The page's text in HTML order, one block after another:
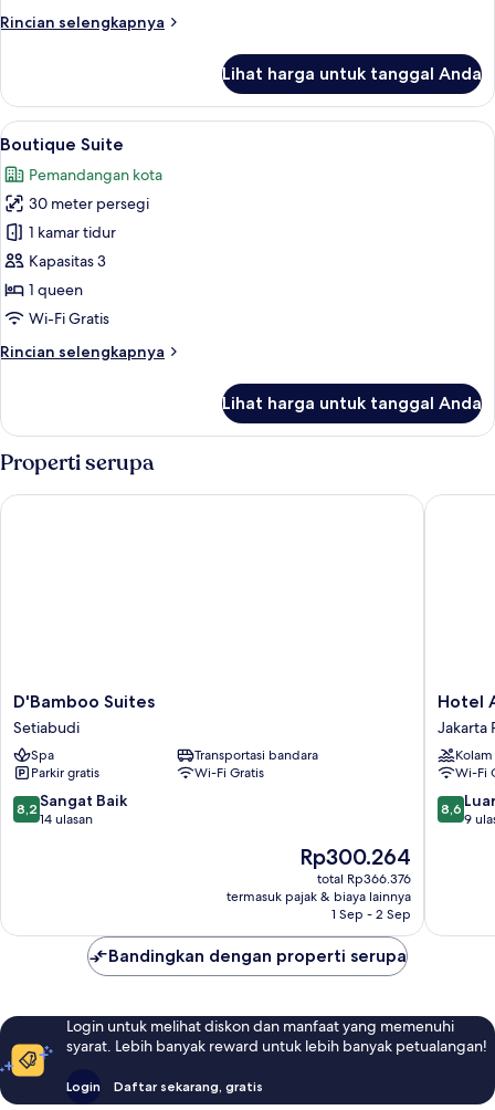
Bisnis
Rincian selengkapnya
Rincian
Kamar
Double
atau
Bisnis
(Suite)
Lihat harga untuk tanggal Anda
Lihat
semua
foto
untuk
Boutique
Suite
Boutique Suite | Seprai premium,
5
Boutique Suite
Pemandangan kota
30 meter persegi
1 kamar tidur
Kapasitas 3
1 queen
Wi-Fi Gratis
Rincian selengkapnya
Rincian
Boutique
Suite
Lihat harga untuk tanggal Anda
Properti serupa
D'Bamboo
Suites
Setiabudi
D'Bamboo Suites
Setiabudi
Spa
Transportasi bandara
Parkir gratis
Wi-Fi Gratis
8.2
dari
8,2 Sangat Baik
14 ulasan
Harga
sekarang
Rp300.264
Rp300.264
total Rp366.376
termasuk pajak & biaya lainnya
1 Sep - 2 Sep
D'Bamboo Suites
Hotel
Alia
Cikini
Jakarta
Pusat
Hotel
Jakarta
Wi-Fi
8.6
dari
8,6
9
Hotel
Bandingkan dengan properti serupa
Login untuk melihat diskon dan manfaat yang memenuhi
syarat. Lebih banyak reward untuk lebih banyak petualangan!
Login Daftar sekarang, gratis